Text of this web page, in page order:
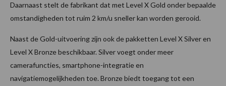
Daarnaast stelt de fabrikant dat met Level X Gold onder bepaalde
omstandigheden tot ruim 2 km/u sneller kan worden gerooid.
Naast de Gold-uitvoering zijn ook de pakketten Level X Silver en
Level X Bronze beschikbaar. Silver voegt onder meer
camerafuncties, smartphone-integratie en
navigatiemogelijkheden toe. Bronze biedt toegang tot een